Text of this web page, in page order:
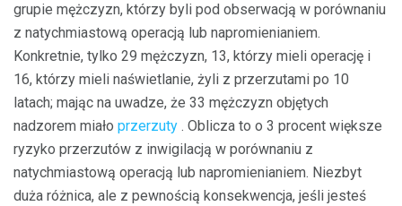
grupie mężczyzn, którzy byli pod obserwacją w porównaniu
z natychmiastową operacją lub napromienianiem.
Konkretnie, tylko 29 mężczyzn, 13, którzy mieli operację i
16, którzy mieli naświetlanie, żyli z przerzutami po 10
latach; mając na uwadze, że 33 mężczyzn objętych
nadzorem miało przerzuty . Oblicza to o 3 procent większe
ryzyko przerzutów z inwigilacją w porównaniu z
natychmiastową operacją lub napromienianiem. Niezbyt
duża różnica, ale z pewnością konsekwencja, jeśli jesteś